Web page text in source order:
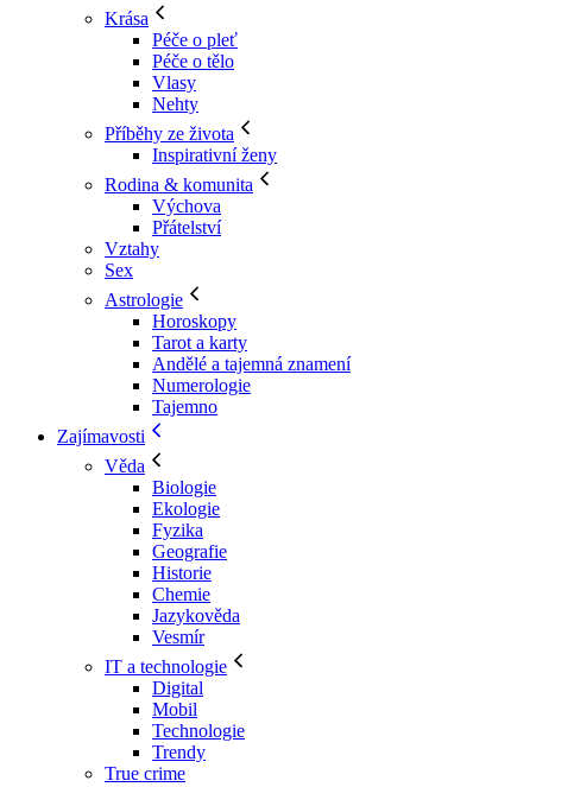
Krása
Péče o pleť
Péče o tělo
Vlasy
Nehty
Příběhy ze života
Inspirativní ženy
Rodina & komunita
Výchova
Přátelství
Vztahy
Sex
Astrologie
Horoskopy
Tarot a karty
Andělé a tajemná znamení
Numerologie
Tajemno
Zajímavosti
Věda
Biologie
Ekologie
Fyzika
Geografie
Historie
Chemie
Jazykověda
Vesmír
IT a technologie
Digital
Mobil
Technologie
Trendy
True crime